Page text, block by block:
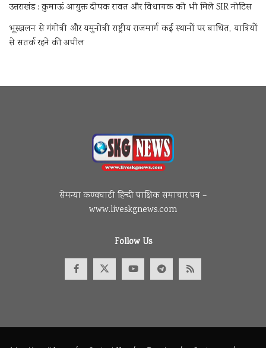
उत्तराखंड : कुमाऊं आयुक्त दीपक रावत और विधायक को भी मिले SIR नोटिस
भूस्खलन से गंगोत्री और यमुनोत्री राष्ट्रीय राजमार्ग कई स्थानों पर बाधित, यात्रियों
से सतर्क रहने की अपील
सेमन्या कण्वघाटी हिन्दी पाक्षिक समाचार पत्र –
www.liveskgnews.com
Follow Us